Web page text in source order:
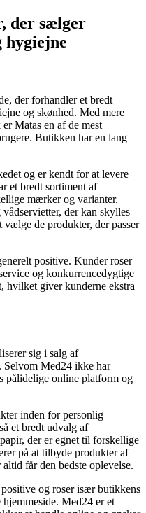
der sælger
der forhandler et bredt
og skønhed. Med mere
Matas en af de mest
Butikken har en lang
og er kendt for at levere
et bredt sortiment af
mærker og varianter.
der kan skylles
de produkter, der passer
positive. Kunder roser
og konkurrencedygtige
hvilket giver kunderne ekstra
sig i salg af
Selvom Med24 ikke har
pålidelige online platform og
inden for personlig
et bredt udvalg af
der er egnet til forskellige
på at tilbyde produkter af
får den bedste oplevelse.
og roser især butikkens
Med24 er et